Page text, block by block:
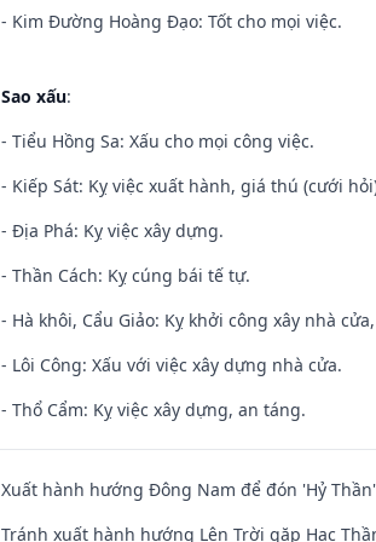
- Kim Đường Hoàng Đạo: Tốt cho mọi việc.
Sao xấu:
- Tiểu Hồng Sa: Xấu cho mọi công việc.
- Kiếp Sát: Kỵ việc xuất hành, giá thú (cưới
- Địa Phá: Kỵ việc xây dựng.
- Thần Cách: Kỵ cúng bái tế tự.
- Hà khôi, Cẩu Giảo: Kỵ khởi công xây nhà
- Lôi Công: Xấu với việc xây dựng nhà cửa.
- Thổ Cẩm: Kỵ việc xây dựng, an táng.
Xuất hành hướng Đông Nam để đón 'Hỷ
Tránh xuất hành hướng Lên Trời gặp Hạc